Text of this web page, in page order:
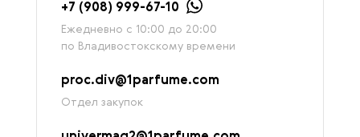
+7 (908) 999-67-10
Ежедневно с 10:00 до 20:00
по Владивостокскому времени
proc.div@1parfume.com
Отдел закупок